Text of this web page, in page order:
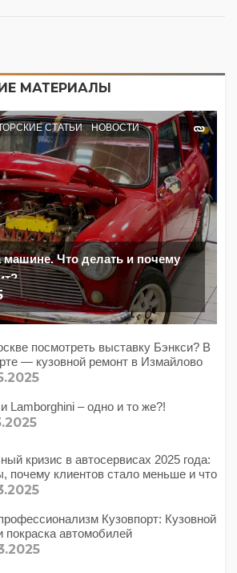
МАТЕРИАЛЫ
СТАТЬИ НОВОСТИ
машине. Что делать и почему
посмотреть выставку Бэнкси? В
— кузовной ремонт в Измайлово
Lamborghini – одно и то же?!
кризис в автосервисах 2025 года:
почему клиентов стало меньше и что
Кузовпорт: Кузовной
покраска автомобилей